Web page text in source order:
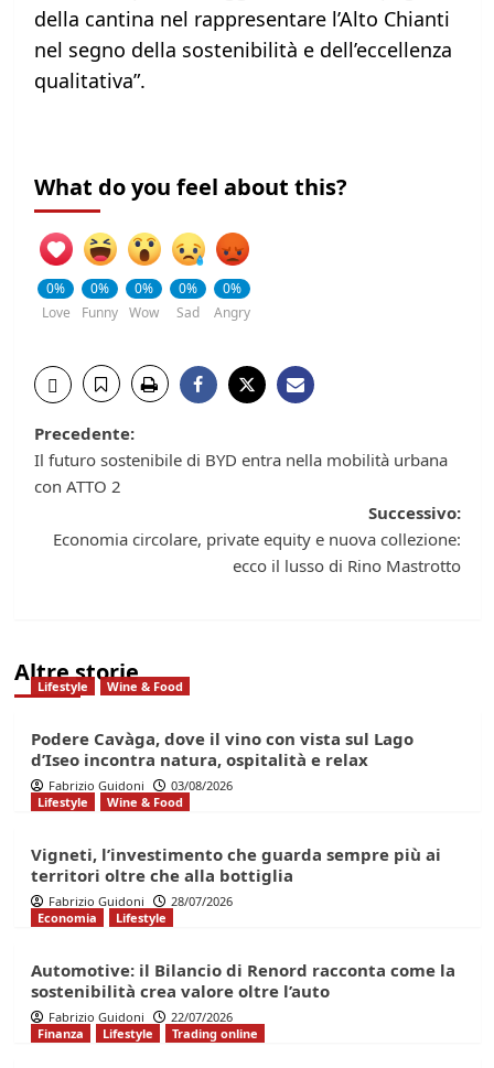
della cantina nel rappresentare l’Alto Chianti
nel segno della sostenibilità e dell’eccellenza
qualitativa”.
What do you feel about this?
0%
Love
0%
Funny
0%
Wow
0%
Sad
0%
Angry
Navigazione
articolo
Precedente:
Il futuro sostenibile di BYD entra nella mobilità urbana
con ATTO 2
Successivo:
Economia circolare, private equity e nuova collezione:
ecco il lusso di Rino Mastrotto
Altre storie
Lifestyle Wine & Food
Podere Cavàga, dove il vino con vista sul Lago
d’Iseo incontra natura, ospitalità e relax
Fabrizio Guidoni
03/08/2026
Lifestyle
Wine & Food
Vigneti, l’investimento che guarda sempre più ai
territori oltre che alla bottiglia
Fabrizio Guidoni
28/07/2026
Economia
Lifestyle
Automotive: il Bilancio di Renord racconta come la
sostenibilità crea valore oltre l’auto
Fabrizio Guidoni
22/07/2026
Finanza
Lifestyle Trading online